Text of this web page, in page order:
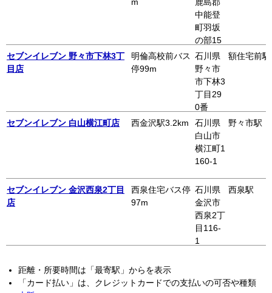
中能登
町羽坂
の部15
番地1
セブンイレブン 野々市下林3丁
目店
明倫高校前バス
停99m
石川県
野々市
市下林3
丁目29
0番
額住宅前駅
セブンイレブン 白山横江町店 西金沢駅3.2km
石川県
白山市
横江町1
160-1
野々市駅
セブンイレブン 金沢西泉2丁目
店
西泉住宅バス停
97m
石川県
金沢市
西泉2丁
目116-
1
西泉駅
距離・所要時間は「最寄駅」からを表示
「カード払い」は、クレジットカードでの支払いの可否や種類